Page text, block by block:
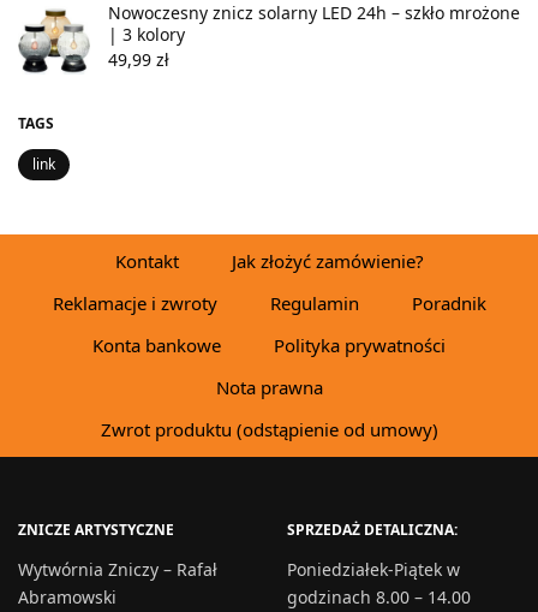
Nowoczesny znicz solarny LED 24h – szkło mrożone
| 3 kolory
49,99 zł
TAGS
link
Kontakt
Jak złożyć zamówienie?
Reklamacje i zwroty
Regulamin
Poradnik
Konta bankowe
Polityka prywatności
Nota prawna
Zwrot produktu (odstąpienie od umowy)
ZNICZE ARTYSTYCZNE
Wytwórnia Zniczy – Rafał
Abramowski
SPRZEDAŻ DETALICZNA:
Poniedziałek-Piątek w
godzinach 8.00 – 14.00